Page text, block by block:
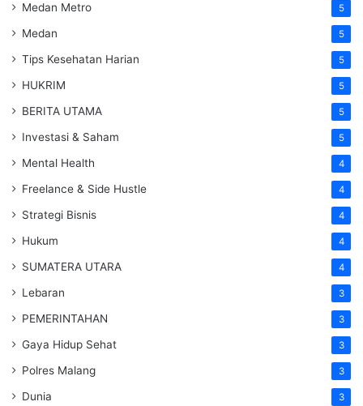
Medan Metro 5
Medan 5
Tips Kesehatan Harian 5
HUKRIM 5
BERITA UTAMA 5
Investasi & Saham 5
Mental Health 4
Freelance & Side Hustle 4
Strategi Bisnis 4
Hukum 4
SUMATERA UTARA 4
Lebaran 3
PEMERINTAHAN 3
Gaya Hidup Sehat 3
Polres Malang 3
Dunia 3